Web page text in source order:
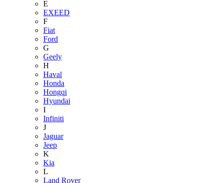
E
EXEED
F
Fiat
Ford
G
Geely
H
Haval
Honda
Hongqi
Hyundai
I
Infiniti
J
Jaguar
Jeep
K
Kia
L
Land Rover